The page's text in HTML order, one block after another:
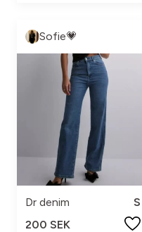
Sofie💗
Dr denim
S
200 SEK